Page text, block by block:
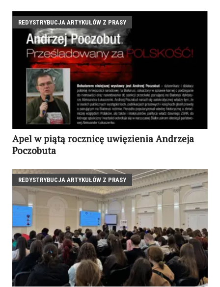
REDYSTRYBUCJA ARTYKUŁÓW Z PRASY
Apel w piątą rocznicę uwięzienia Andrzeja
Poczobuta
REDYSTRYBUCJA ARTYKUŁÓW Z PRASY